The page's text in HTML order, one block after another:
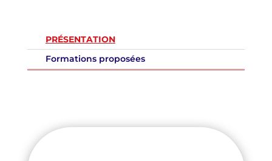
PRÉSENTATION
Formations proposées